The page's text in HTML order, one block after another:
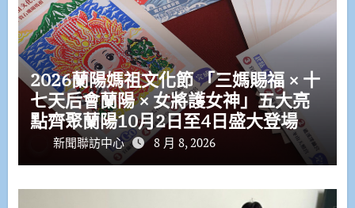
2026蘭陽媽祖文化節 「三媽賜福 × 十
七天后會蘭陽 × 女將護女神」五大亮
點齊聚蘭陽10月2日至4日盛大登場
新聞聯訪中心 8 月 8, 2026